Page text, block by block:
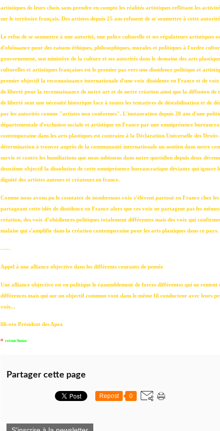
artistiques de leurs choix sans prendre en compte les réalités artistiques reflétant les
sur le territoire français. Des artistes depuis 25 ans refusent de se soumettre à cette
Le refus de se soumettre à une autorité, une police culturelle et ses régulateurs artistiques
d'obéissance pour des raisons éthiques, philosophiques, morales et politiques à l'ordre
gouvernement, son ministère de la culture et ses autorités dans le domaine des arts
culturelles et artistiques françaises est le premier pas vers une dissidence politique et
premier objectif la reconnaissance internationale d'une voix dissidente en France et de voix
de liberté pour la reconnaissance de notre art et de notre création ainsi que la diffusion de
de liberté sont une nécessité historique face à toutes les tentatives de déstabilisation et de
par les autorités comme "artistes non conformes". L'instauration depuis 20 ans d'une
départementale d'exclusion sociale et artistique en France par une omniprésence
contemporaine dans les arts plastiques est contraire à la Déclaration Universelle des
détermination à trouver auprès de la communauté internationale un soutien dans notre
survie et contre les humiliations que nous subissons dans notre quotidien depuis deux
deuxième objectif la dissolution de cette omniprésence bureaucratique déviante qui ignore
dignité des artistes auteurs et créateurs en france.
Comme nous avons pu le constater de nombreuses voix s'élèvent partout en France chez
partageant cette idée de dissidence en France alors que ces voix ne partagent pas les
création, des voix d’obédiences politiques totalement différentes mais des voix qui
malaise qui s'amplifie dans la création contemporaine pour les arts plastiques dans ce pays.
-----
Appel à une alliance objective dans les différents courants de pensée
Une alliance objective est en politique le rassemblement de forces différentes qui ne renient
différences mais qui sur un objectif commun vont dans le même fil conducteur avec leurs
voix...
lili-oto Président des Apea
¤ retour/home
Partager cette page
Repost 0